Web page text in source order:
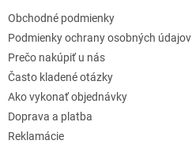
Obchodné podmienky
Podmienky ochrany osobných údajov
Prečo nakúpiť u nás
Často kladené otázky
Ako vykonať objednávky
Doprava a platba
Reklamácie